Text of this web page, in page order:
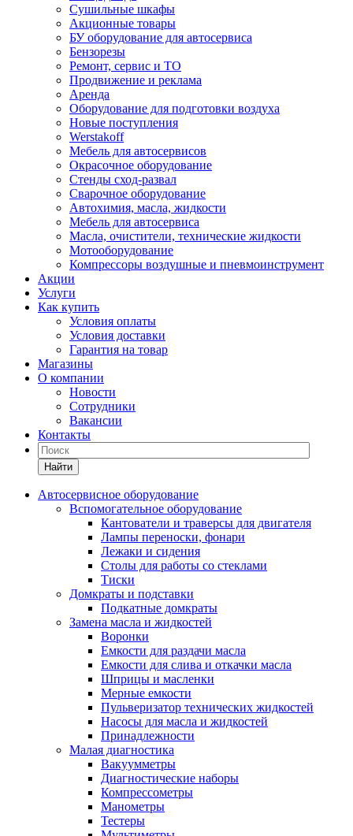
Сушильные шкафы
Акционные товары
БУ оборудование для автосервиса
Бензорезы
Ремонт, сервис и ТО
Продвижение и реклама
Аренда
Оборудование для подготовки воздуха
Новые поступления
Werstakoff
Мебель для автосервисов
Окрасочное оборудование
Стенды сход-развал
Сварочное оборудование
Автохимия, масла, жидкости
Мебель для автосервиса
Масла, очистители, технические жидкости
Мотооборудование
Компрессоры воздушные и пневмоинструмент
Акции
Услуги
Как купить
Условия оплаты
Условия доставки
Гарантия на товар
Магазины
О компании
Новости
Сотрудники
Вакансии
Контакты
Найти
Автосервисное оборудование
Вспомогательное оборудование
Кантователи и траверсы для двигателя
Лампы переноски, фонари
Лежаки и сидения
Столы для работы со стеклами
Тиски
Домкраты и подставки
Подкатные домкраты
Замена масла и жидкостей
Воронки
Емкости для раздачи масла
Емкости для слива и откачки масла
Шприцы и масленки
Мерные емкости
Пульверизатор технических жидкостей
Насосы для масла и жидкостей
Принадлежности
Малая диагностика
Вакуумметры
Диагностические наборы
Компрессометры
Манометры
Тестеры